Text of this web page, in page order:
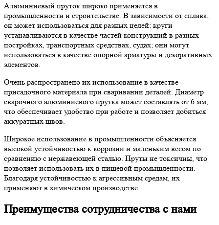
Алюминиевый пруток широко применяется в
промышленности и строительстве. В зависимости от сплава,
он может использоваться для разных целей: круги
устанавливаются в качестве частей конструкций в разных
постройках, транспортных средствах, судах; они могут
использоваться в качестве опорной арматуры и декоративных
элементов.
Очень распространено их использование в качестве
присадочного материала при сваривании деталей. Диаметр
сварочного алюминиевого прутка может составлять от 6 мм,
что обеспечивает удобство при работе и позволяет добиться
аккуратных швов.
Широкое использование в промышленности объясняется
высокой устойчивостью к коррозии и маленьким весом по
сравнению с нержавеющей сталью. Пруты не токсичны, что
позволяет использовать их в пищевой промышленности.
Благодаря устойчивостью к агрессивным средам, их
применяют в химическом производстве.
Преимущества сотрудничества с нами